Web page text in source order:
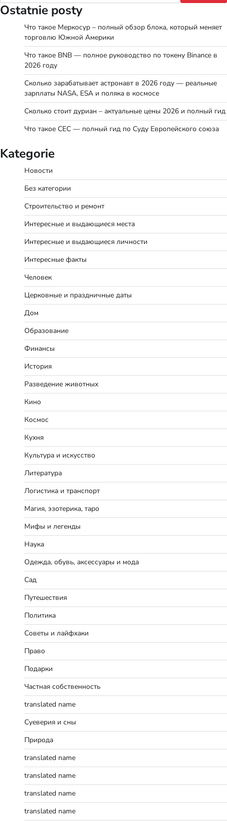
Ostatnie posty
Что такое Меркосур – полный обзор блока, который меняет
торговлю Южной Америки
Что такое BNB — полное руководство по токену Binance в
2026 году
Сколько зарабатывает астронавт в 2026 году — реальные
зарплаты NASA, ESA и поляка в космосе
Сколько стоит дуриан – актуальные цены 2026 и полный гид
Что такое СЕС — полный гид по Суду Европейского союза
Kategorie
Новости
Без категории
Строительство и ремонт
Интересные и выдающиеся места
Интересные и выдающиеся личности
Интересные факты
Человек
Церковные и праздничные даты
Дом
Образование
Финансы
История
Разведение животных
Кино
Космос
Кухня
Культура и искусство
Литература
Логистика и транспорт
Магия, эзотерика, таро
Мифы и легенды
Наука
Одежда, обувь, аксессуары и мода
Сад
Путешествия
Политика
Советы и лайфхаки
Право
Подарки
Частная собственность
translated name
Суеверия и сны
Природа
translated name
translated name
translated name
translated name